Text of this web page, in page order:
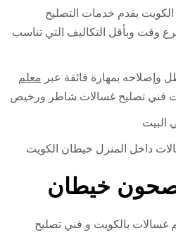
يقدم خدمات التصليح
وقت وبأقل التكاليف التي تناسب
بمهارة فائقة عبر معلم
فني تصليح غسالات شاطر ورخيص
البيت
داخل المنزل خيطان الكويت
صحون خيطان
بالكويت و فني تصليح